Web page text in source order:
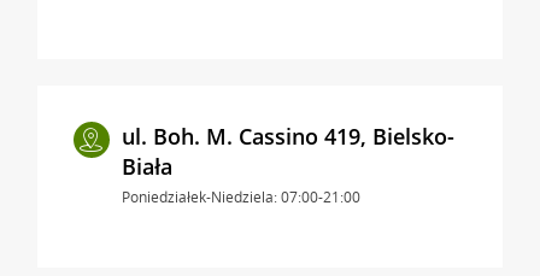
ul. Boh. M. Cassino 419, Bielsko-
Biała
Poniedziałek-Niedziela: 07:00-21:00